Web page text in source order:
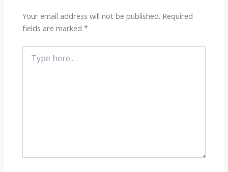
k
Your email address will not be published. Required
fields are marked*
here..